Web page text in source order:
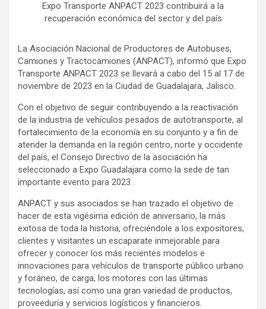
Expo Transporte ANPACT 2023 contribuirá a la
recuperación económica del sector y del país
La Asociación Nacional de Productores de Autobuses,
Camiones y Tractocamiones (ANPACT), informó que Expo
Transporte ANPACT 2023 se llevará a cabo del 15 al 17 de
noviembre de 2023 en la Ciudad de Guadalajara, Jalisco.
Con el objetivo de seguir contribuyendo a la reactivación
de la industria de vehículos pesados de autotransporte, al
fortalecimiento de la economía en su conjunto y a fin de
atender la demanda en la región centro, norte y occidente
del país, el Consejo Directivo de la asociación ha
seleccionado a Expo Guadalajara como la sede de tan
importante evento para 2023.
ANPACT y sus asociados se han trazado el objetivo de
hacer de esta vigésima edición de aniversario, la más
exitosa de toda la historia, ofreciéndole a los expositores,
clientes y visitantes un escaparate inmejorable para
ofrecer y conocer los más recientes modelos e
innovaciones para vehículos de transporte público urbano
y foráneo, de carga, los motores con las últimas
tecnologías, así como una gran variedad de productos,
proveeduría y servicios logísticos y financieros.